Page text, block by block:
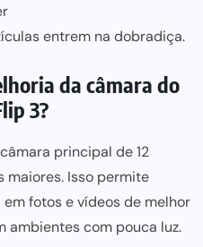
entrem na dobradiça.
da câmara do
3?
principal de 12
maiores. Isso permite
fotos e vídeos de melhor
ambientes com pouca luz.